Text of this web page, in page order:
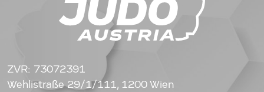
ZVR: 73072391
Wehlistraße 29/1/111, 1200 Wien